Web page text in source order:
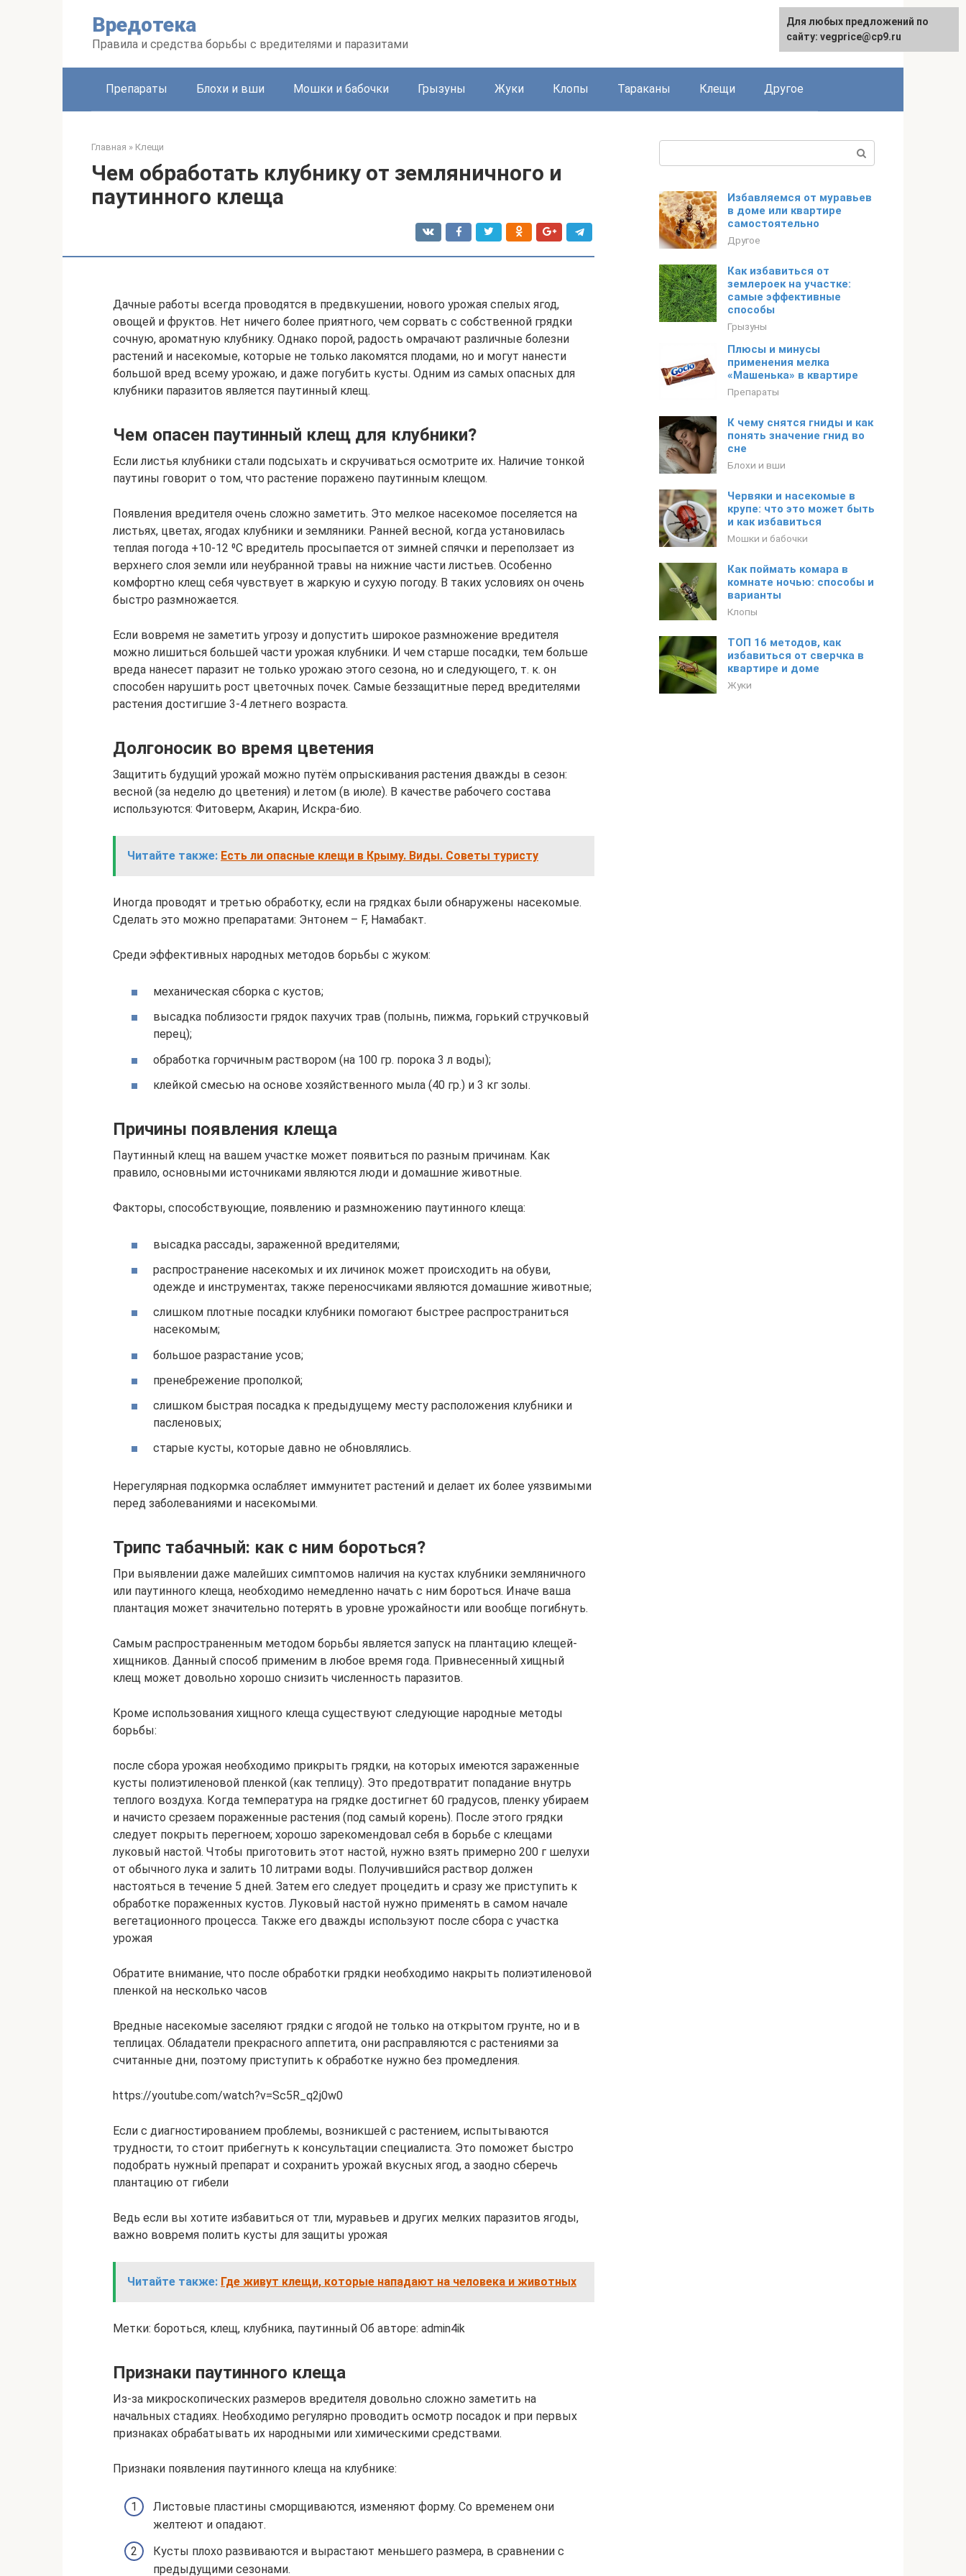
Вредотека
Правила и средства борьбы с вредителями и паразитами
Препараты Блохи и вши Мошки и бабочки Грызуны Жуки Клопы Тараканы Клещи Другое
Главная » Клещи
Чем обработать клубнику от земляничного и
паутинного клеща
Дачные работы всегда проводятся в предвкушении, нового урожая спелых ягод,
овощей и фруктов. Нет ничего более приятного, чем сорвать с собственной грядки
сочную, ароматную клубнику. Однако порой, радость омрачают различные болезни
растений и насекомые, которые не только лакомятся плодами, но и могут нанести
большой вред всему урожаю, и даже погубить кусты. Одним из самых опасных для
клубники паразитов является паутинный клещ.
Чем опасен паутинный клещ для клубники?
Если листья клубники стали подсыхать и скручиваться осмотрите их. Наличие тонкой
паутины говорит о том, что растение поражено паутинным клещом.
Появления вредителя очень сложно заметить. Это мелкое насекомое поселяется на
листьях, цветах, ягодах клубники и земляники. Ранней весной, когда установилась
теплая погода +10-12 ⁰С вредитель просыпается от зимней спячки и переползает из
верхнего слоя земли или неубранной травы на нижние части листьев. Особенно
комфортно клещ себя чувствует в жаркую и сухую погоду. В таких условиях он очень
быстро размножается.
Если вовремя не заметить угрозу и допустить широкое размножение вредителя
можно лишиться большей части урожая клубники. И чем старше посадки, тем больше
вреда нанесет паразит не только урожаю этого сезона, но и следующего, т. к. он
способен нарушить рост цветочных почек. Самые беззащитные перед вредителями
растения достигшие 3-4 летнего возраста.
Долгоносик во время цветения
Защитить будущий урожай можно путём опрыскивания растения дважды в сезон:
весной (за неделю до цветения) и летом (в июле). В качестве рабочего состава
используются: Фитоверм, Акарин, Искра-био.
Читайте также: Есть ли опасные клещи в Крыму. Виды. Советы туристу
Иногда проводят и третью обработку, если на грядках были обнаружены насекомые.
Сделать это можно препаратами: Энтонем – F, Намабакт.
Среди эффективных народных методов борьбы с жуком:
механическая сборка с кустов;
высадка поблизости грядок пахучих трав (полынь, пижма, горький стручковый
перец);
обработка горчичным раствором (на 100 гр. порока 3 л воды);
клейкой смесью на основе хозяйственного мыла (40 гр.) и 3 кг золы.
Причины появления клеща
Паутинный клещ на вашем участке может появиться по разным причинам. Как
правило, основными источниками являются люди и домашние животные.
Факторы, способствующие, появлению и размножению паутинного клеща:
высадка рассады, зараженной вредителями;
распространение насекомых и их личинок может происходить на обуви,
одежде и инструментах, также переносчиками являются домашние животные;
слишком плотные посадки клубники помогают быстрее распространиться
насекомым;
большое разрастание усов;
пренебрежение прополкой;
слишком быстрая посадка к предыдущему месту расположения клубники и
пасленовых;
старые кусты, которые давно не обновлялись.
Нерегулярная подкормка ослабляет иммунитет растений и делает их более уязвимыми
перед заболеваниями и насекомыми.
Трипс табачный: как с ним бороться?
При выявлении даже малейших симптомов наличия на кустах клубники земляничного
или паутинного клеща, необходимо немедленно начать с ним бороться. Иначе ваша
плантация может значительно потерять в уровне урожайности или вообще погибнуть.
Самым распространенным методом борьбы является запуск на плантацию клещей-
хищников. Данный способ применим в любое время года. Привнесенный хищный
клещ может довольно хорошо снизить численность паразитов.
Кроме использования хищного клеща существуют следующие народные методы
борьбы:
после сбора урожая необходимо прикрыть грядки, на которых имеются зараженные
кусты полиэтиленовой пленкой (как теплицу). Это предотвратит попадание внутрь
теплого воздуха. Когда температура на грядке достигнет 60 градусов, пленку убираем
и начисто срезаем пораженные растения (под самый корень). После этого грядки
следует покрыть перегноем; хорошо зарекомендовал себя в борьбе с клещами
луковый настой. Чтобы приготовить этот настой, нужно взять примерно 200 г шелухи
от обычного лука и залить 10 литрами воды. Получившийся раствор должен
настояться в течение 5 дней. Затем его следует процедить и сразу же приступить к
обработке пораженных кустов. Луковый настой нужно применять в самом начале
вегетационного процесса. Также его дважды используют после сбора с участка
урожая
Обратите внимание, что после обработки грядки необходимо накрыть полиэтиленовой
пленкой на несколько часов
Вредные насекомые заселяют грядки с ягодой не только на открытом грунте, но и в
теплицах. Обладатели прекрасного аппетита, они расправляются с растениями за
считанные дни, поэтому приступить к обработке нужно без промедления.
https://youtube.com/watch?v=Sc5R_q2j0w0
Если с диагностированием проблемы, возникшей с растением, испытываются
трудности, то стоит прибегнуть к консультации специалиста. Это поможет быстро
подобрать нужный препарат и сохранить урожай вкусных ягод, а заодно сберечь
плантацию от гибели
Ведь если вы хотите избавиться от тли, муравьев и других мелких паразитов ягоды,
важно вовремя полить кусты для защиты урожая
Читайте также: Где живут клещи, которые нападают на человека и животных
Метки: бороться, клещ, клубника, паутинный Об авторе: admin4ik
Признаки паутинного клеща
Из-за микроскопических размеров вредителя довольно сложно заметить на
начальных стадиях. Необходимо регулярно проводить осмотр посадок и при первых
признаках обрабатывать их народными или химическими средствами.
Признаки появления паутинного клеща на клубнике:
Листовые пластины сморщиваются, изменяют форму. Со временем они
желтеют и опадают.
Кусты плохо развиваются и вырастают меньшего размера, в сравнении с
предыдущими сезонами.
Избавляемся от муравьев
в доме или квартире
самостоятельно
Другое
Как избавиться от
землероек на участке:
самые эффективные
способы
Грызуны
Плюсы и минусы
применения мелка
«Машенька» в квартире
Препараты
К чему снятся гниды и как
понять значение гнид во
сне
Блохи и вши
Червяки и насекомые в
крупе: что это может быть
и как избавиться
Мошки и бабочки
Как поймать комара в
комнате ночью: способы и
варианты
Клопы
ТОП 16 методов, как
избавиться от сверчка в
квартире и доме
Жуки
Для любых предложений по
сайту: vegprice@cp9.ru